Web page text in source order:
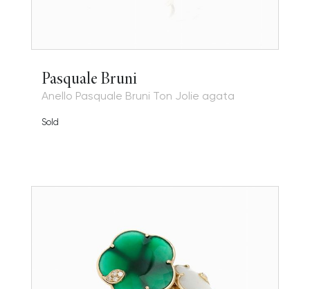
Pasquale Bruni
Anello Pasquale Bruni Ton Jolie agata
Sold